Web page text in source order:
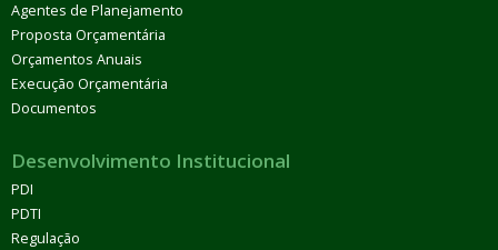
Agentes de Planejamento
Proposta Orçamentária
Orçamentos Anuais
Execução Orçamentária
Documentos
Desenvolvimento Institucional
PDI
PDTI
Regulação